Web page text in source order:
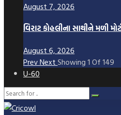
August 7, 2026
વિરાટ કોહલીના સાથીને મળી
August 6, 2026
PrevNext Showing 1 Of 149
U-60